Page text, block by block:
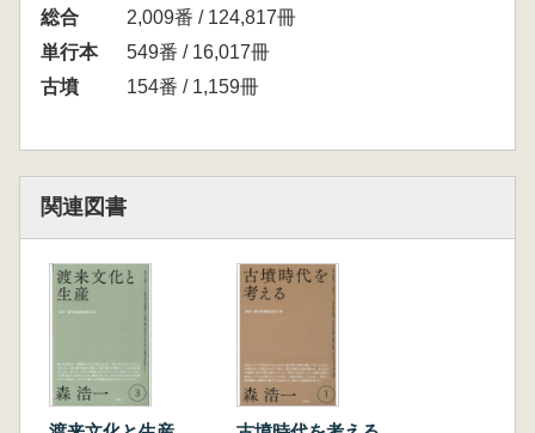
馬と牛の考古学
考古学と馬
大化薄葬令の馬の殉殺について
陝西省で見た石馬と石牛
総合
2,009番 / 124,817冊
単行本
549番 / 16,017冊
古墳
154番 / 1,159冊
関連図書